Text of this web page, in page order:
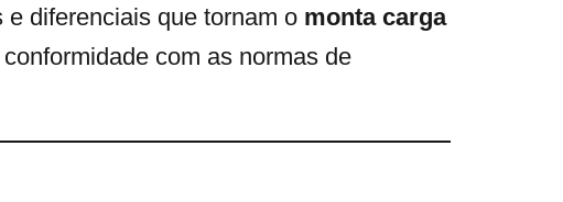
diferenciais que tornam o monta carga
com as normas de